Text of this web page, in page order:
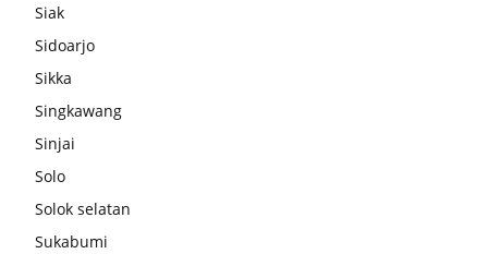
Siak
Sidoarjo
Sikka
Singkawang
Sinjai
Solo
Solok selatan
Sukabumi